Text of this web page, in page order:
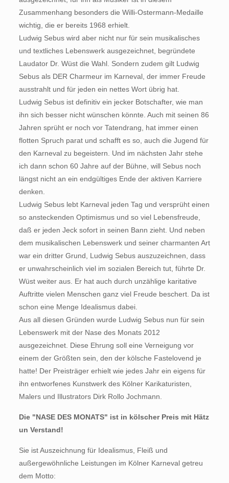
Zusammenhang besonders die Willi-Ostermann-Medaille
wichtig, die er bereits 1968 erhielt.
Ludwig Sebus wird aber nicht nur für sein musikalisches
und textliches Lebenswerk ausgezeichnet, begründete
Laudator Dr. Wüst die Wahl. Sondern zudem gilt Ludwig
Sebus als DER Charmeur im Karneval, der immer Freude
ausstrahlt und für jeden ein nettes Wort übrig hat.
Ludwig Sebus ist definitiv ein jecker Botschafter, wie man
ihn sich besser nicht wünschen könnte. Auch mit seinen 86
Jahren sprüht er noch vor Tatendrang, hat immer einen
flotten Spruch parat und schafft es so, auch die Jugend für
den Karneval zu begeistern. Und im nächsten Jahr stehe
ich dann schon 60 Jahre auf der Bühne, will Sebus noch
längst nicht an ein endgültiges Ende der aktiven Karriere
denken.
Ludwig Sebus lebt Karneval jeden Tag und versprüht einen
so ansteckenden Optimismus und so viel Lebensfreude,
daß er jeden Jeck sofort in seinen Bann zieht. Und neben
dem musikalischen Lebenswerk und seiner charmanten Art
war ein dritter Grund, Ludwig Sebus auszuzeichnen, dass
er unwahrscheinlich viel im sozialen Bereich tut, führte Dr.
Wüst weiter aus. Er hat auch durch unzählige karitative
Auftritte vielen Menschen ganz viel Freude beschert. Da ist
schon eine Menge Idealismus dabei.
Aus all diesen Gründen wurde Ludwig Sebus nun für sein
Lebenswerk mit der Nase des Monats 2012
ausgezeichnet. Diese Ehrung soll eine Verneigung vor
einem der Größten sein, den der kölsche Fastelovend je
hatte! Der Preisträger erhielt wie jedes Jahr ein eigens für
ihn entworfenes Kunstwerk des Kölner Karikaturisten,
Malers und Illustrators Dirk Rollo Jochmann.
Die "NASE DES MONATS" ist in kölscher Preis mit Hätz
un Verstand!
Sie ist Auszeichnung für Idealismus, Fleiß und
außergewöhnliche Leistungen im Kölner Karneval getreu
dem Motto: